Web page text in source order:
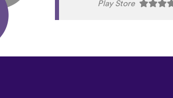
Play Store